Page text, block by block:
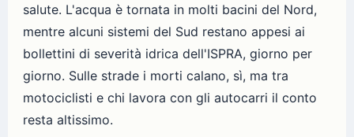
salute. L'acqua è tornata in molti bacini del Nord,
mentre alcuni sistemi del Sud restano appesi ai
bollettini di severità idrica dell'ISPRA, giorno per
giorno. Sulle strade i morti calano, sì, ma tra
motociclisti e chi lavora con gli autocarri il conto
resta altissimo.